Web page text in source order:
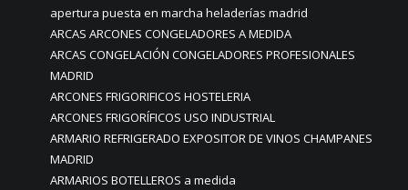
apertura puesta en marcha heladerías madrid
ARCAS ARCONES CONGELADORES A MEDIDA
ARCAS CONGELACIÓN CONGELADORES PROFESIONALES
MADRID
ARCONES FRIGORIFICOS HOSTELERIA
ARCONES FRIGORÍFICOS USO INDUSTRIAL
ARMARIO REFRIGERADO EXPOSITOR DE VINOS CHAMPANES
MADRID
ARMARIOS BOTELLEROS a medida